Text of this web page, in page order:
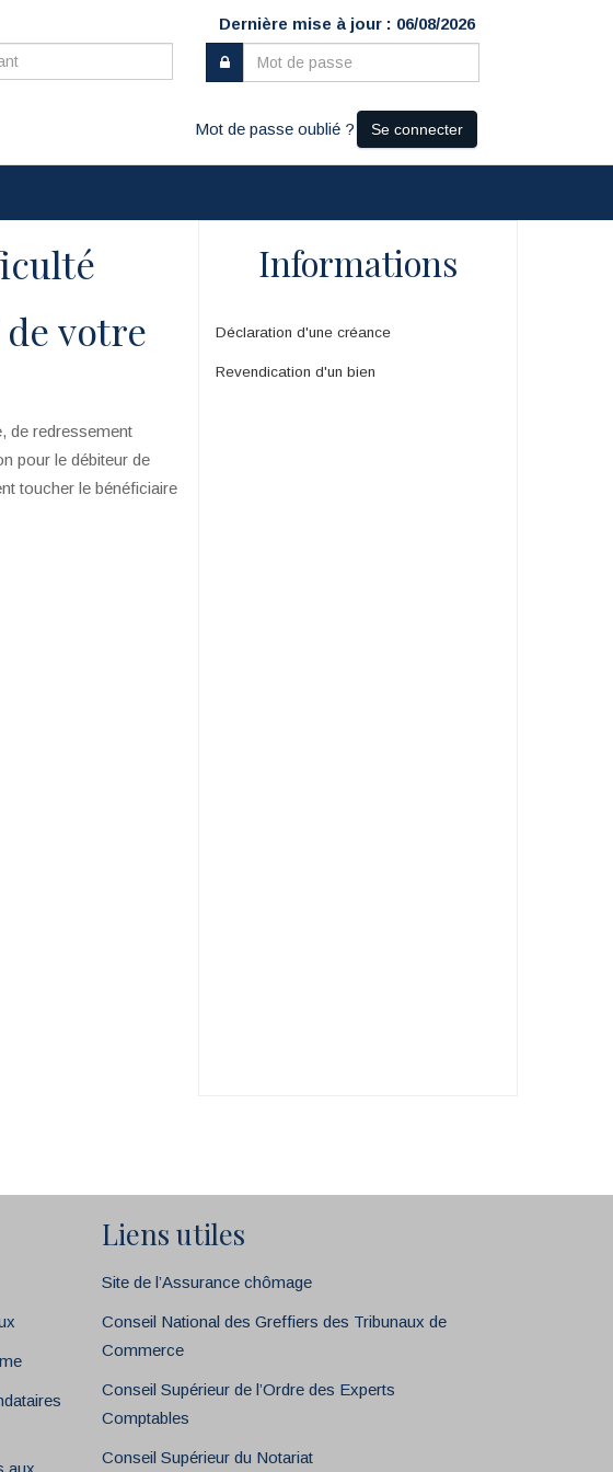
Dernière mise à jour : 06/08/2026
Mot de passe oublié ? Se connecter
votre
de redressement
pour le débiteur de
toucher le bénéficiaire
Informations
Déclaration d'une créance
Revendication d'un bien
aux
Liens utiles
Site de l’Assurance chômage
Conseil National des Greffiers des Tribunaux de
Commerce
Conseil Supérieur de l’Ordre des Experts
Comptables
Conseil Supérieur du Notariat